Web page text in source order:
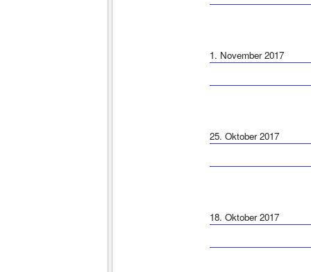
1. November 2017
25. Oktober 2017
18. Oktober 2017